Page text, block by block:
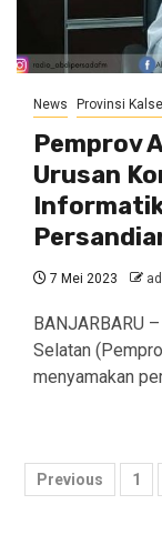
News Provinsi Kalsel
Pemprov
Urusan
7 Mei 2023
BANJARBARU
Selatan
menyamakan
Navigasi
Previous 1